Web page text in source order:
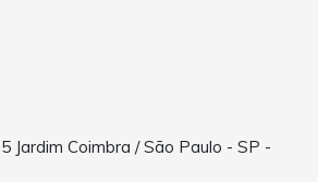
Jardim Coimbra / São Paulo - SP -